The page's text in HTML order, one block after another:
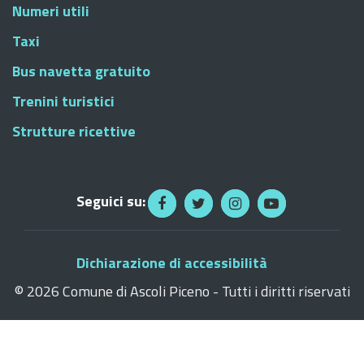
Numeri utili
Taxi
Bus navetta gratuito
Trenini turistici
Strutture ricettive
Seguici su:
Dichiarazione di accessibilità
© 2026 Comune di Ascoli Piceno - Tutti i diritti riservati